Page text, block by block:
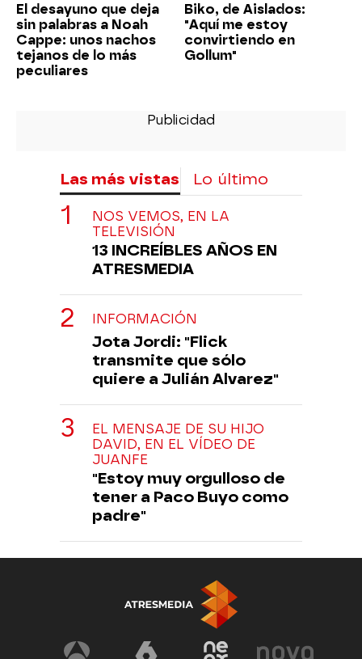
El desayuno que deja
sin palabras a Noah
Cappe: unos nachos
tejanos de lo más
peculiares
Biko, de Aislados:
"Aquí me estoy
convirtiendo en
Gollum"
Las más vistas Lo último
NOS VEMOS, EN LA
TELEVISIÓN
13 INCREÍBLES AÑOS EN
ATRESMEDIA
INFORMACIÓN
Jota Jordi: "Flick
transmite que sólo
quiere a Julián Alvarez"
EL MENSAJE DE SU HIJO
DAVID, EN EL VÍDEO DE
JUANFE
"Estoy muy orgulloso de
tener a Paco Buyo como
padre"